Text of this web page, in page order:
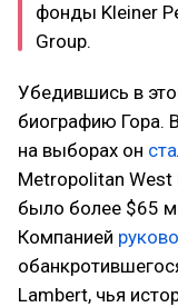
фонды Kleiner
Group.
Убедившись в
биографию Гора.
на выборах он
Metropolitan West
было более $65
Компанией
Lambert, чья